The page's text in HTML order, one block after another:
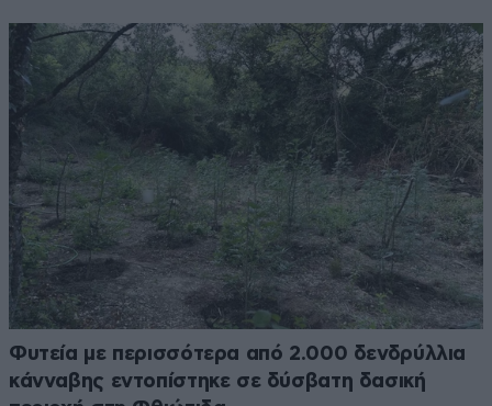
Φυτεία με περισσότερα από 2.000 δενδρύλλια
κάνναβης εντοπίστηκε σε δύσβατη δασική